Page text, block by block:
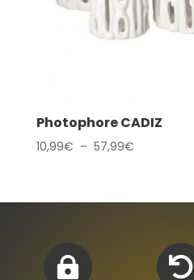
Photophore CADIZ
10,99€ – 57,99€Plage
10,99€
 